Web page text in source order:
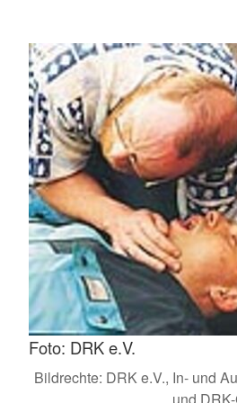
Foto: DRK e.V.
Bildrechte: DRK e.V., In- und